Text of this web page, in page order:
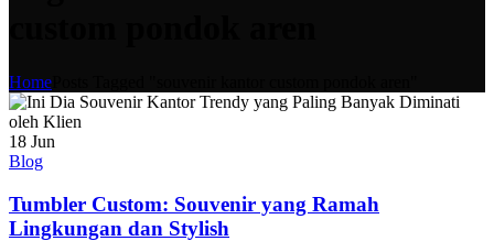
Home
18 Jun
Blog
Tumbler Custom: Souvenir yang Ramah
Lingkungan dan Stylish